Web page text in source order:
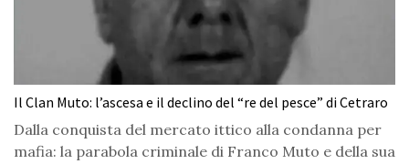
Il Clan Muto: l’ascesa e il declino del “re del pesce” di Cetraro
Dalla conquista del mercato ittico alla condanna per
mafia: la parabola criminale di Franco Muto e della sua